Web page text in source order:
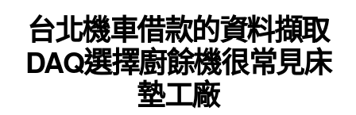
台北機車借款的資料擷取
DAQ選擇廚餘機很常見床
墊工廠